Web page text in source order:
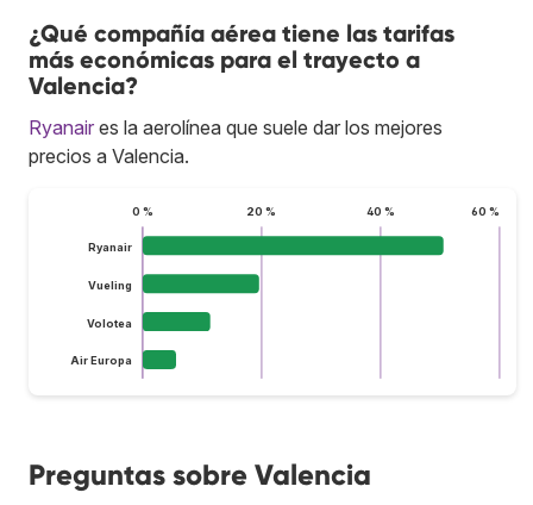
¿Qué compañía aérea tiene las tarifas
más económicas para el trayecto a
Valencia?
Ryanair es la aerolínea que suele dar los mejores
precios a Valencia.
0 % 20 % 40 % 60 %
Ryanair
Vueling
Volotea
Air Europa
Preguntas sobre Valencia